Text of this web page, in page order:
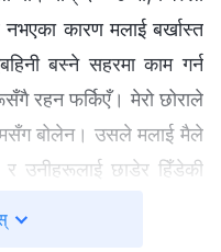
नभएका कारण मलाई बर्खास्त
बस्ने सहरमा काम गर्न
रहन फर्किएँ। मेरो छोराले
मसँग बोलेन। उसले मलाई मैले
उनीहरूलाई छाडेर हिँडेकी
ऊ रिसाउनु ठीकै हो भन्ने
आए। मेरो भाइले मलाई यसो